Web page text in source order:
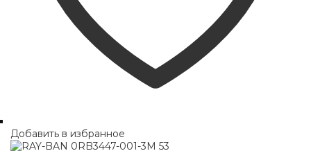
Добавить в избранное